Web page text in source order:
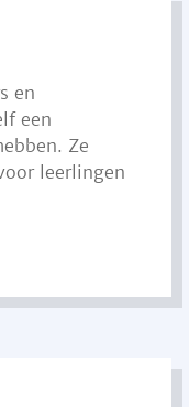
en
een
Ze
leerlingen